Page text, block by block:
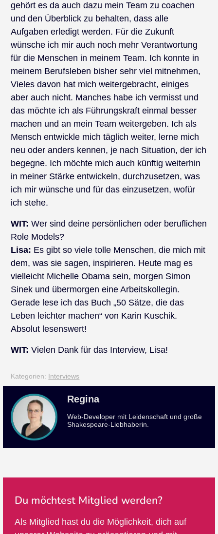
gehört es da auch dazu mein Team zu coachen
und den Überblick zu behalten, dass alle
Aufgaben erledigt werden. Für die Zukunft
wünsche ich mir auch noch mehr Verantwortung
für die Menschen in meinem Team. Ich konnte in
meinem Berufsleben bisher sehr viel mitnehmen,
Vieles davon hat mich weitergebracht, einiges
aber auch nicht. Manches habe ich vermisst und
das möchte ich als Führungskraft einmal besser
machen und an mein Team weitergeben. Ich als
Mensch entwickle mich täglich weiter, lerne mich
neu oder anders kennen, je nach Situation, der ich
begegne. Ich möchte mich auch künftig weiterhin
in meiner Stärke entwickeln, durchzusetzen, was
ich mir wünsche und für das einzusetzen, wofür
ich stehe.
WIT: Wer sind deine persönlichen oder beruflichen
Role Models?
Lisa: Es gibt so viele tolle Menschen, die mich mit
dem, was sie sagen, inspirieren. Heute mag es
vielleicht Michelle Obama sein, morgen Simon
Sinek und übermorgen eine Arbeitskollegin.
Gerade lese ich das Buch „50 Sätze, die das
Leben leichter machen“ von Karin Kuschik.
Absolut lesenswert!
WIT: Vielen Dank für das Interview, Lisa!
Kategorien: Interviews
Regina
Web-Developer mit Leidenschaft und große
Shakespeare-Liebhaberin.
Du möchtest Mitglied werden?
Als Mitglied hast du die Möglichkeit, dich auf